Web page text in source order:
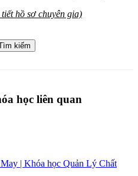
hồ sơ chuyên gia)
kiếm
học liên quan
| Khóa học Quản Lý Chất